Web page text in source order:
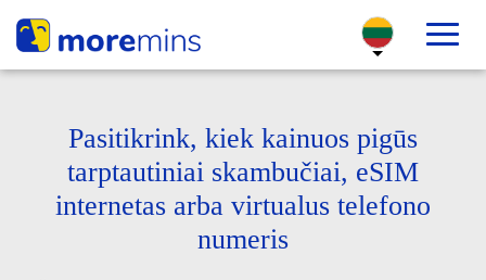
Pasitikrink, kiek kainuos pigūs
tarptautiniai skambučiai, eSIM
internetas arba virtualus telefono
numeris